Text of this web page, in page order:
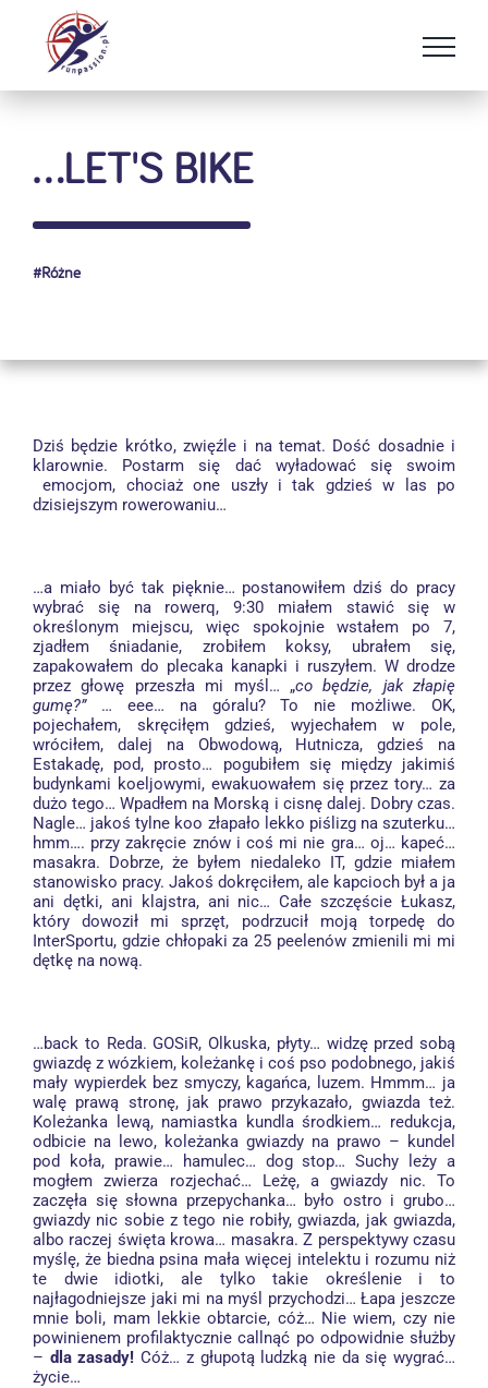
zawartości
…LET'S BIKE
#Różne
Dziś będzie krótko, zwięźle i na temat. Dość dosadnie i
klarownie. Postarm się dać wyładować się swoim
emocjom, chociaż one uszły i tak gdzieś w las po
dzisiejszym rowerowaniu…
…a miało być tak pięknie… postanowiłem dziś do pracy
wybrać się na rowerq, 9:30 miałem stawić się w
określonym miejscu, więc spokojnie wstałem po 7,
zjadłem śniadanie, zrobiłem koksy, ubrałem się,
zapakowałem do plecaka kanapki i ruszyłem. W drodze
przez głowę przeszła mi myśl… „co będzie, jak złapię
gumę?” … eee… na góralu? To nie możliwe. OK,
pojechałem, skręciłęm gdzieś, wyjechałem w pole,
wróciłem, dalej na Obwodową, Hutnicza, gdzieś na
Estakadę, pod, prosto… pogubiłem się między jakimiś
budynkami koeljowymi, ewakuowałem się przez tory… za
dużo tego… Wpadłem na Morską i cisnę dalej. Dobry czas.
Nagle… jakoś tylne koo złapało lekko piślizg na szuterku…
hmm…. przy zakręcie znów i coś mi nie gra… oj… kapeć…
masakra. Dobrze, że byłem niedaleko IT, gdzie miałem
stanowisko pracy. Jakoś dokręciłem, ale kapcioch był a ja
ani dętki, ani klajstra, ani nic… Całe szczęście Łukasz,
który dowoził mi sprzęt, podrzucił moją torpedę do
InterSportu, gdzie chłopaki za 25 peelenów zmienili mi mi
dętkę na nową.
…back to Reda. GOSiR, Olkuska, płyty… widzę przed sobą
gwiazdę z wózkiem, koleżankę i coś pso podobnego, jakiś
mały wypierdek bez smyczy, kagańca, luzem. Hmmm… ja
walę prawą stronę, jak prawo przykazało, gwiazda też.
Koleżanka lewą, namiastka kundla środkiem… redukcja,
odbicie na lewo, koleżanka gwiazdy na prawo – kundel
pod koła, prawie… hamulec… dog stop… Suchy leży a
mogłem zwierza rozjechać… Leżę, a gwiazdy nic. To
zaczęła się słowna przepychanka… było ostro i grubo…
gwiazdy nic sobie z tego nie robiły, gwiazda, jak gwiazda,
albo raczej święta krowa… masakra. Z perspektywy czasu
myślę, że biedna psina mała więcej intelektu i rozumu niż
te dwie idiotki, ale tylko takie określenie i to
najłagodniejsze jaki mi na myśl przychodzi… Łapa jeszcze
mnie boli, mam lekkie obtarcie, cóż… Nie wiem, czy nie
powinienem profilaktycznie callnąć po odpowidnie służby
– dla zasady!Cóż… z głupotą ludzką nie da się wygrać…
życie…